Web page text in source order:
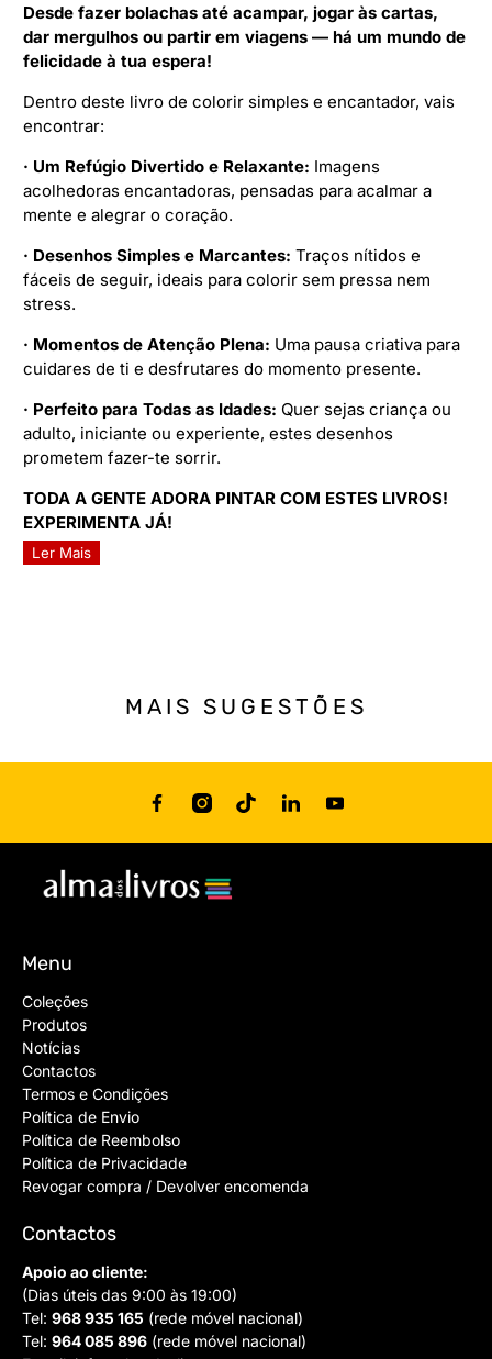
Desde fazer bolachas até acampar, jogar às cartas,
dar mergulhos ou partir em viagens — há um mundo de
felicidade à tua espera!
Dentro deste livro de colorir simples e encantador, vais
encontrar:
· Um Refúgio Divertido e Relaxante: Imagens
acolhedoras encantadoras, pensadas para acalmar a
mente e alegrar o coração.
· Desenhos Simples e Marcantes:Traços nítidos e
fáceis de seguir, ideais para colorir sem pressa nem
stress.
· Momentos de Atenção Plena: Uma pausa criativa para
cuidares de ti e desfrutares do momento presente.
· Perfeito para Todas as Idades:Quer sejas criança ou
adulto, iniciante ou experiente, estes desenhos
prometem fazer-te sorrir.
TODA A GENTE ADORA PINTAR COM ESTES LIVROS!
EXPERIMENTA JÁ!
Ler Mais
MAIS SUGESTÕES
Menu
Coleções
Produtos
Notícias
Contactos
Termos e Condições
Política de Envio
Política de Reembolso
Política de Privacidade
Revogar compra / Devolver encomenda
Contactos
Apoio ao cliente:
(Dias úteis das 9:00 às 19:00)
Tel: 968 935 165 (rede móvel nacional)
Tel: 964 085 896 (rede móvel nacional)